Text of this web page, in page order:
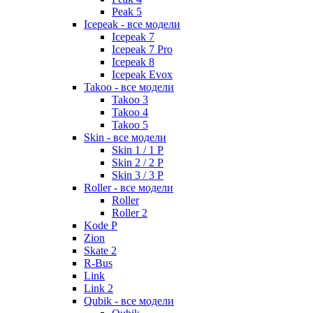
Peak 5
Icepeak - все модели
Icepeak 7
Icepeak 7 Pro
Icepeak 8
Icepeak Evox
Takoo - все модели
Takoo 3
Takoo 4
Takoo 5
Skin - все модели
Skin 1 / 1 P
Skin 2 / 2 P
Skin 3 / 3 P
Roller - все модели
Roller
Roller 2
Kode P
Zion
Skate 2
R-Bus
Link
Link 2
Qubik - все модели